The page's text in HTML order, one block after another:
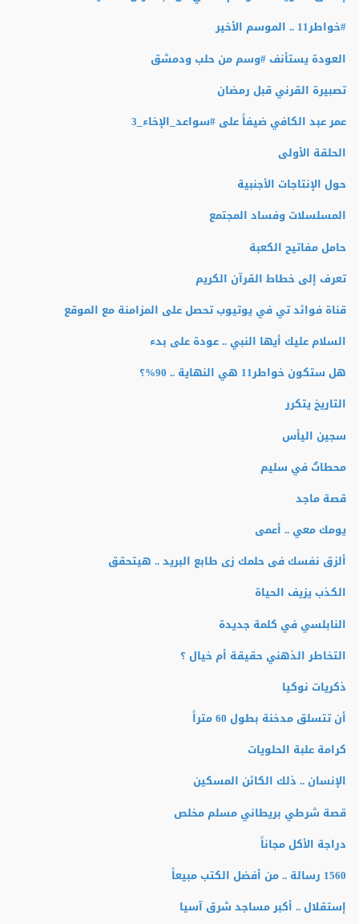
#‏خواطر11 .. الموسم الأخير
العودة يستأنف #وسم من حلب ودمشق
تصبيرة القرني قبل رمضان
عمر عبد الكافي ضيفاً على #سواعد_الإخاء_3
الحلقة الأولى
حول الإنتاجات الأجنبية
المسلسلات وفساد المجتمع
حامل مفاتيح الكعبة
تعرف إلى خطاط القرآن الكريم
قناة فوائد تي في يوتيوب تحصل على المزامنة مع الموقع
السلام عليك أيها النبي .. عودة على بدء
هل ستكون خواطر11 هي النهاية .. 90%؟
التاريخ يتكرر
سجين اليأس
محطاتٌ في سليم
قصة ماجد
يومك معي .. أعمى
ألزق نفسك فى حلمك زى طابع البريد .. هيتحقق
الكذب يزيف الحياة
النابلسي في كلمة جديدة
التخاطر الذهني حقيقة أم خيال ؟
ذكريات نوكيا
أن تتسلق مدخنة بطول 60 متراً
كرامة علبة الحلويات
الإنسان .. ذلك الكائن المسكين
قصة شرطي بريطاني مسلم مخلص
دراجة الأكل مجاناً
1560 رسالة .. من أفضل الكتب مبيعاً
إستقلال .. أكبر مساجد شرق آسيا